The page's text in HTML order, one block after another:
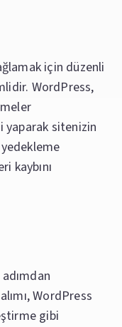
için düzenli
WordPress,
yaparak sitenizin
kaybını
WordPress
gibi